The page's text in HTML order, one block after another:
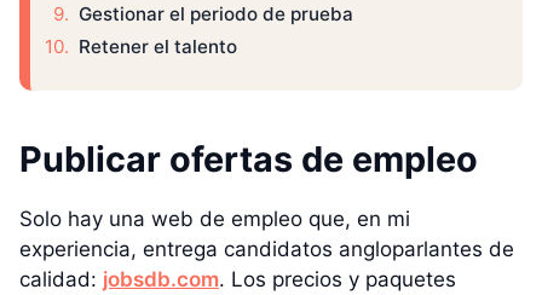
Gestionar el periodo de prueba
Retener el talento
Publicar ofertas de empleo
Solo hay una web de empleo que, en mi
experiencia, entrega candidatos angloparlantes de
calidad: jobsdb.com. Los precios y paquetes